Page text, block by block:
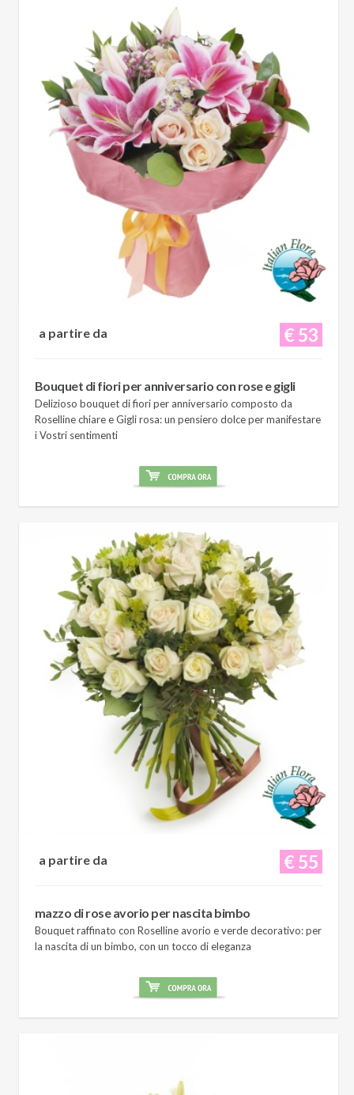
€ 53
a partire da
Bouquet di fiori per anniversario con rose e gigli
Delizioso bouquet di fiori per anniversario composto da
Roselline chiare e Gigli rosa: un pensiero dolce per manifestare
i Vostri sentimenti
€ 55
a partire da
mazzo di rose avorio per nascita bimbo
Bouquet raffinato con Roselline avorio e verde decorativo: per
la nascita di un bimbo, con un tocco di eleganza